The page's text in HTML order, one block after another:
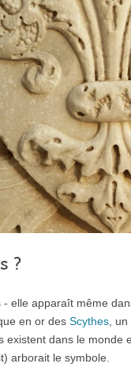
?
elle apparaît même
en or des Scythes ,
existent dans le
arborait le symbole.